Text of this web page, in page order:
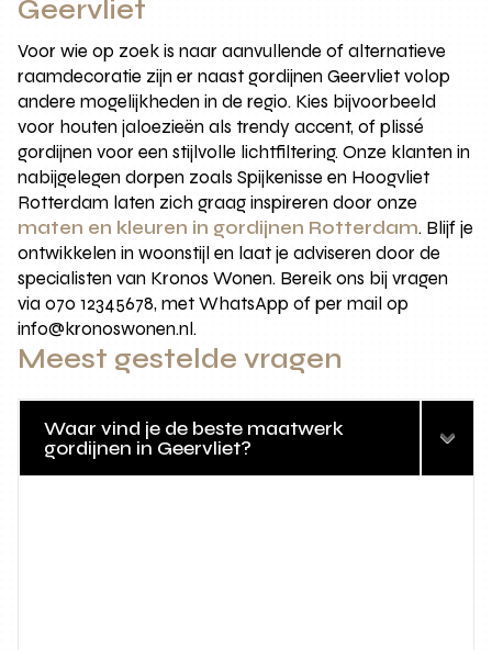
Geervliet
Voor wie op zoek is naar aanvullende of alternatieve
raamdecoratie zijn er naast gordijnen Geervliet volop
andere mogelijkheden in de regio. Kies bijvoorbeeld
voor houten jaloezieën als trendy accent, of plissé
gordijnen voor een stijlvolle lichtfiltering. Onze klanten in
nabijgelegen dorpen zoals Spijkenisse en Hoogvliet
Rotterdam laten zich graag inspireren door onze
maten en kleuren in gordijnen Rotterdam. Blijf je
ontwikkelen in woonstijl en laat je adviseren door de
specialisten van Kronos Wonen. Bereik ons bij vragen
via 070 12345678, met WhatsApp of per mail op
info@kronoswonen.nl.
Meest gestelde vragen
Waar vind je de beste maatwerk
gordijnen in Geervliet?